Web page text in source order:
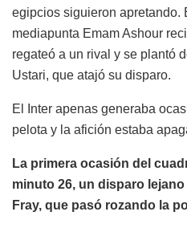
egipcios siguieron apretando.
mediapunta Emam Ashour
regateó a un rival y se plantó
Ustari, que atajó su disparo.
El Inter apenas generaba
pelota y la afición estaba
La primera ocasión del
minuto 26, un disparo
Fray, que pasó rozando la